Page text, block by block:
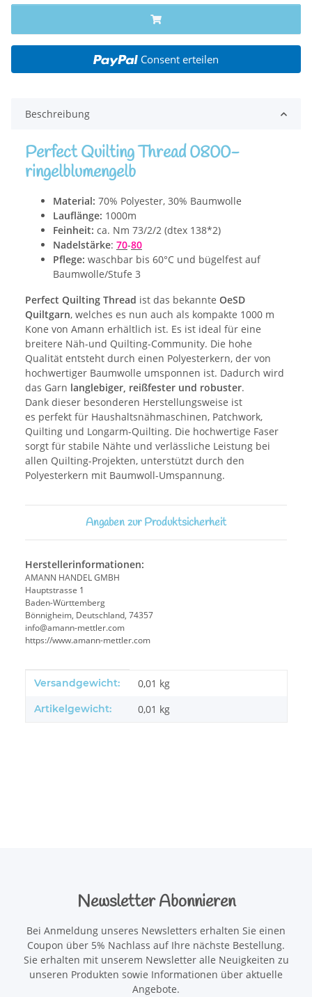
Consent erteilen
Beschreibung
Perfect Quilting Thread 0800-
ringelblumengelb
Material: 70% Polyester, 30% Baumwolle
Lauflänge: 1000m
Feinheit: ca. Nm 73/2/2 (dtex 138*2)
Nadelstärke: 70-80
Pflege: waschbar bis 60°C und bügelfest auf
Baumwolle/Stufe 3
Perfect Quilting Thread ist das bekannte OeSD
Quiltgarn, welches es nun auch als kompakte 1000 m
Kone von Amann erhältlich ist. Es ist ideal für eine
breitere Näh-und Quilting-Community. Die hohe
Qualität entsteht durch einen Polyesterkern, der von
hochwertiger Baumwolle umsponnen ist. Dadurch wird
das Garn langlebiger, reißfester und robuster.
Dank dieser besonderen Herstellungsweise ist
es perfekt für Haushaltsnähmaschinen, Patchwork,
Quilting und Longarm-Quilting. Die hochwertige Faser
sorgt für stabile Nähte und verlässliche Leistung bei
allen Quilting-Projekten, unterstützt durch den
Polyesterkern mit Baumwoll-Umspannung.
Angaben zur Produktsicherheit
Herstellerinformationen:
AMANN HANDEL GMBH
Hauptstrasse 1
Baden-Württemberg
Bönnigheim, Deutschland, 74357
info@amann-mettler.com
https://www.amann-mettler.com
Produkteigenschaft
Wert
Versandgewicht: 0,01 kg
Artikelgewicht: 0,01 kg
Newsletter Abonnieren
Bei Anmeldung unseres Newsletters erhalten Sie einen
Coupon über 5% Nachlass auf Ihre nächste Bestellung.
Sie erhalten mit unserem Newsletter alle Neuigkeiten zu
unseren Produkten sowie Informationen über aktuelle
Angebote.